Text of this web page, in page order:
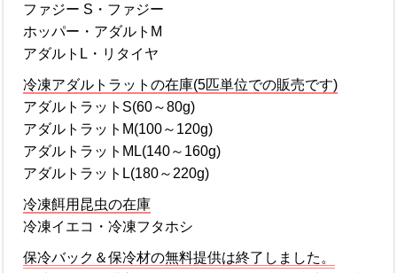
ファジー S・ファジー
ホッパー・アダルトM
アダルトL・リタイヤ
冷凍アダルトラットの在庫(5匹単位での販売です)
アダルトラットS(60～80g)
アダルトラットM(100～120g)
アダルトラットML(140～160g)
アダルトラットL(180～220g)
冷凍餌用昆虫の在庫
冷凍イエコ・冷凍フタホシ
保冷バック＆保冷材の無料提供は終了しました。